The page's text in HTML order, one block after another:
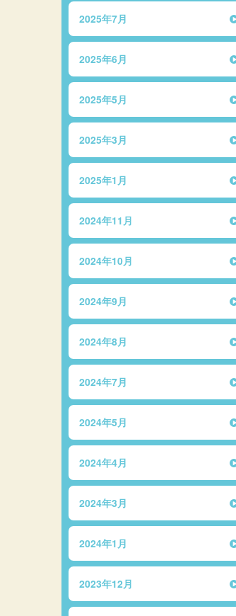
2025年7月
2025年6月
2025年5月
2025年3月
2025年1月
2024年11月
2024年10月
2024年9月
2024年8月
2024年7月
2024年5月
2024年4月
2024年3月
2024年1月
2023年12月